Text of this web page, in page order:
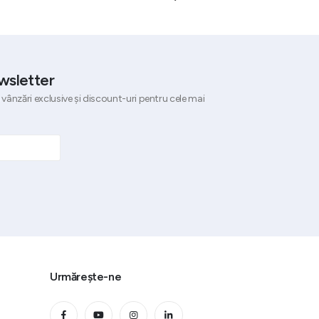
exclusive și discount-uri pentru cele mai
Urmărește-ne